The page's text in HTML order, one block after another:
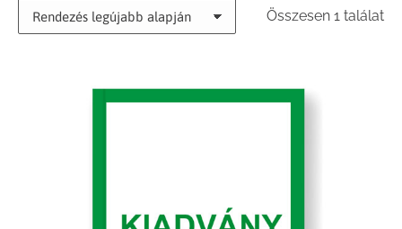
Összesen 1 találat